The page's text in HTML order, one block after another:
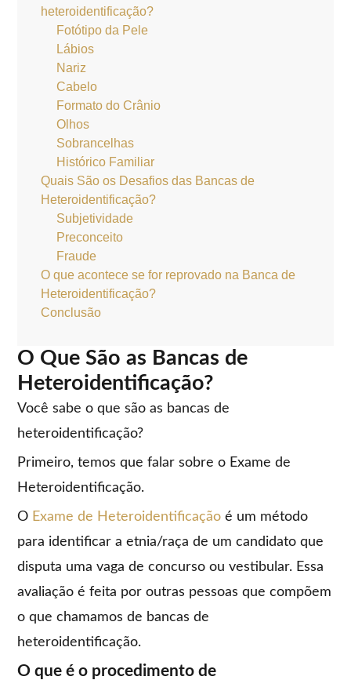
heteroidentificação?
Fotótipo da Pele
Lábios
Nariz
Cabelo
Formato do Crânio
Olhos
Sobrancelhas
Histórico Familiar
Quais São os Desafios das Bancas de
Heteroidentificação?
Subjetividade
Preconceito
Fraude
O que acontece se for reprovado na Banca de
Heteroidentificação?
Conclusão
O Que São as Bancas de
Heteroidentificação?
Você sabe o que são as bancas de
heteroidentificação?
Primeiro, temos que falar sobre o Exame de
Heteroidentificação.
O Exame de Heteroidentificação é um método
para identificar a etnia/raça de um candidato que
disputa uma vaga de concurso ou vestibular. Essa
avaliação é feita por outras pessoas que compõem
o que chamamos de bancas de
heteroidentificação.
O que é o procedimento de